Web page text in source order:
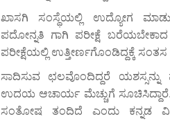
ಖಾಸಗಿ ಸಂಸ್ಥೆಯಲ್ಲಿ ಉದ್ಯೋಗ
ಪದೋನ್ನತಿ ಗಾಗಿ ಪರೀಕ್ಷೆ
ಪರೀಕ್ಷೆಯಲ್ಲಿ ಉತ್ತೀರ್ಣಗೊಂಡಿದ್ದಕ್ಕೆ ಸಂತಸ
ಸಾದಿಸುವ ಛಲವೊಂದಿದ್ದರೆ
ಉದಯ ಆಚಾರ್ಯ ಮೆಚ್ಚುಗೆ
ಸಂತೋಷ ತಂದಿದೆ ಎಂದು ಕನ್ನಡ